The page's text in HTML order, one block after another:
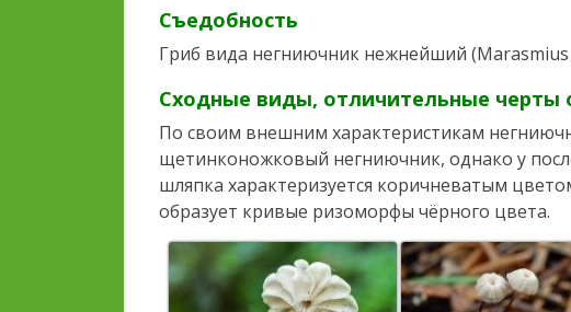
Съедобность
Гриб вида негниючник нежнейший
Сходные виды, отличительные черты
По своим внешним характеристикам
щетинконожковый негниючник, однако у
шляпка характеризуется коричневатым
образует кривые ризоморфы чёрного цвета.